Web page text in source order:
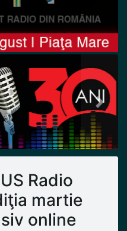
Next
Radio
martie
online